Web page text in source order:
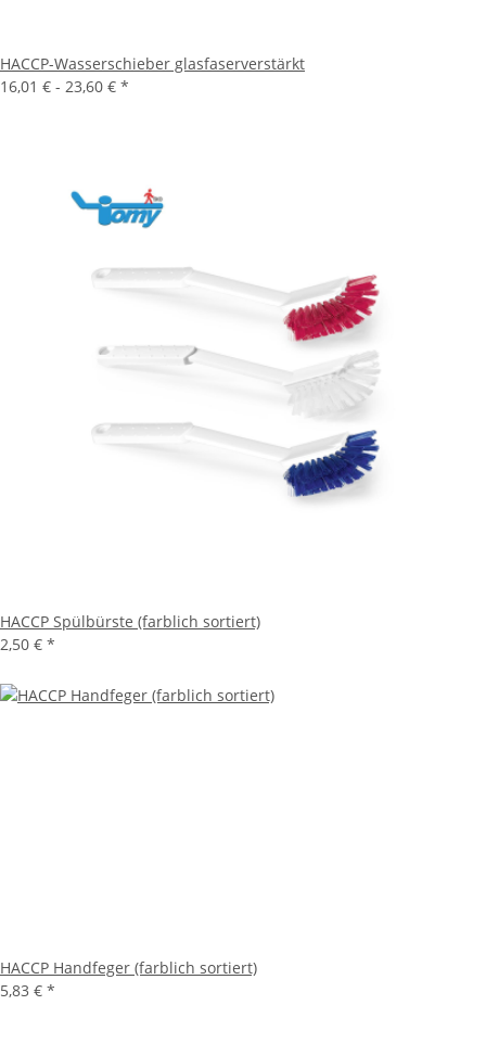
HACCP-Wasserschieber glasfaserverstärkt
16,01 € - 23,60 € *
HACCP Spülbürste (farblich sortiert)
2,50 € *
HACCP Handfeger (farblich sortiert)
5,83 € *